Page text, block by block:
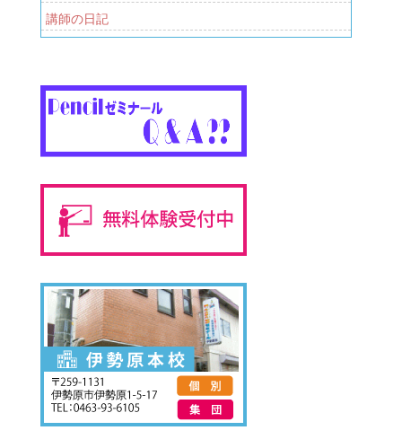
講師の日記